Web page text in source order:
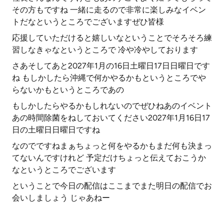
その方もですね 一緒に走るので非常に楽しみなイベン
トだなというところでございますぜひ皆様
応援していただけると嬉しいなということでそろそろ練
習しなきゃなというところで 冷や冷やしております
さあそしてあと2027年1月の16日土曜日17日日曜日です
ね もしかしたら沖縄で何かやるかもというところでや
らないかもというところであの
もしかしたらやるかもしれないのでぜひねあのイベント
あの時間除菌をねしておいてください2027年1月16日17
日の土曜日日曜日ですね
なのでですねまぁちょっと何をやるかもまだ何も決まっ
てないんですけれど 予定だけちょっと伝えておこうか
なというところでございます
ということで今日の配信はここまでまた明日の配信でお
会いしましょう じゃあねー